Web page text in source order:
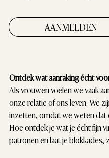
AANMELDEN
Ontdek wat aanraking écht
Als vrouwen voelen we vaak
onze relatie of ons leven. We
inzetten, omdat we weten dat
Hoe ontdek je wat je écht fijn
patronen en laat je blokkades,